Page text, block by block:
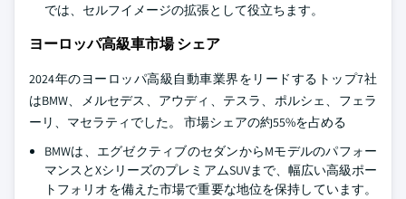
では、セルフイメージの拡張として役立ちます。
ヨーロッパ高級車市場 シェア
2024年のヨーロッパ高級自動車業界をリードするトップ7社
はBMW、メルセデス、アウディ、テスラ、ポルシェ、フェラ
ーリ、マセラティでした。 市場シェアの約55%を占める
BMWは、エグゼクティブのセダンからMモデルのパフォー
マンスとXシリーズのプレミアムSUVまで、幅広い高級ポー
トフォリオを備えた市場で重要な地位を保持しています。